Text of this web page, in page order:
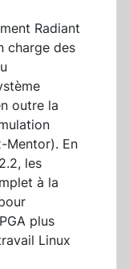
Radiant
charge des
outre la
Mentor). En
les
à la
plus
Linux